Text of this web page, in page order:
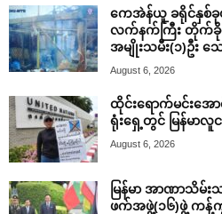
ကေအဲန်ယူ ခရိုင်နှစ်ခု
လက်နက်ကြီး တိုက်
အမျိုးသမီး(၁)ဦး သ
August 6, 2026
ထိုင်းရောက်မင်းအေ
ရုံးရှေ့တွင် မြန်မာလူ
August 6, 2026
မြန်မာ အာဏာသိမ်
ဖက်အဖွဲ့(၁၆)ဖွဲ့ က